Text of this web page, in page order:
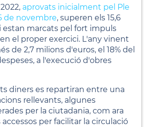
aprovats inicialment pel Ple
de novembre, superen els 15,6
estan marcats pel fort impuls
el proper exercici. L'any vinent
de 2,7 milions d'euros, el 18% del
a l'execució d'obres
diners es repartiran entre una
rellevants, algunes
per la ciutadania, com ara
accessos per facilitar la circulació